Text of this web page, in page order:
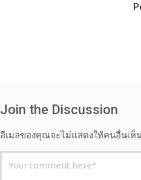
Join the Discussion
อีเมลของคุณจะไม่แสดงให้คนอื่นเห็